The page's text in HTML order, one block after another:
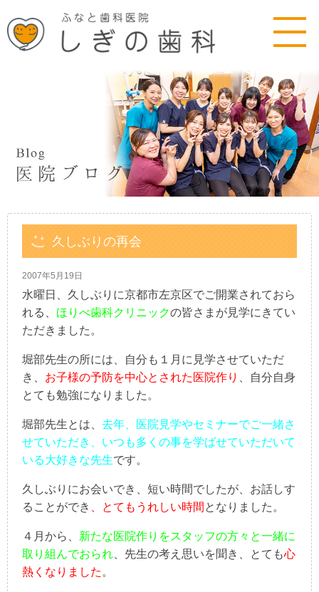
久しぶりの再会
2007年5月19日
水曜日、久しぶりに京都市左京区でご開業されておら
れる、 ほりべ歯科クリニックの皆さまが見学にきてい
ただきました。
堀部先生の所には、自分も１月に見学させていただ
き、 お子様の予防を中心とされた医院作り
、自分自身
とても勉強になりました。
堀部先生とは、 去年、医院見学やセミナーでご一緒さ
せていただき、いつも多くの事を学ばせていただいて
いる大好きな先生です。
久しぶりにお会いでき、短い時間でしたが、お話しす
ることができ
、とてもうれしい時間 となりました。
４月から、 新たな医院作りをスタッフの方々と一緒に
取り組んでおられ 、先生の考え思いを聞き、とても心
熱くなりました 。